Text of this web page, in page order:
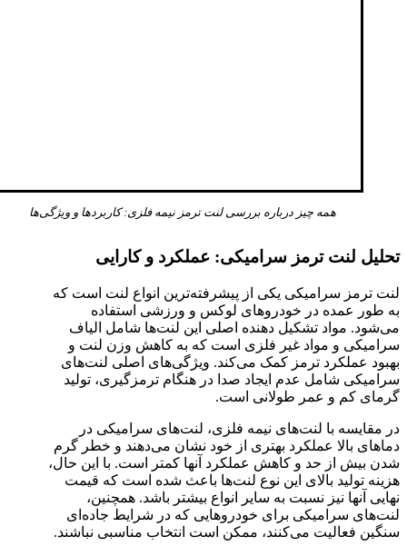
همه چیز درباره بررسی لنت ترمز نیمه فلزی: کاربردها و ویژگی‌ها
تحلیل لنت ترمز سرامیکی: عملکرد و کارایی
لنت ترمز سرامیکی یکی از پیشرفته‌ترین انواع لنت است که
به طور عمده در خودروهای لوکس و ورزشی استفاده
می‌شود. مواد تشکیل دهنده اصلی این لنت‌ها شامل الیاف
سرامیکی و مواد غیر فلزی است که به کاهش وزن لنت و
بهبود عملکرد ترمز کمک می‌کند. ویژگی‌های اصلی لنت‌های
سرامیکی شامل عدم ایجاد صدا در هنگام ترمزگیری، تولید
گرمای کم و عمر طولانی است.
در مقایسه با لنت‌های نیمه فلزی، لنت‌های سرامیکی در
دماهای بالا عملکرد بهتری از خود نشان می‌دهند و خطر گرم
شدن بیش از حد و کاهش عملکرد آنها کمتر است. با این حال،
هزینه تولید بالای این نوع لنت‌ها باعث شده است که قیمت
نهایی آنها نیز نسبت به سایر انواع بیشتر باشد. همچنین،
لنت‌های سرامیکی برای خودروهایی که در شرایط جاده‌ای
سنگین فعالیت می‌کنند، ممکن است انتخاب مناسبی نباشند.